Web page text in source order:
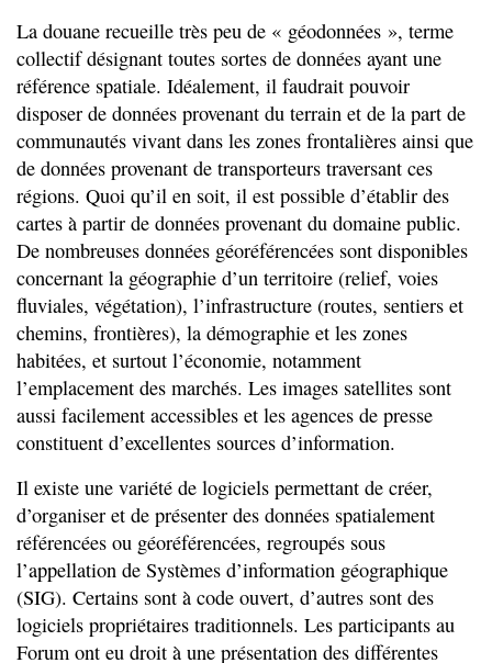
La douane recueille très peu de « géodonnées », terme
collectif désignant toutes sortes de données ayant une
référence spatiale. Idéalement, il faudrait pouvoir
disposer de données provenant du terrain et de la part de
communautés vivant dans les zones frontalières ainsi que
de données provenant de transporteurs traversant ces
régions. Quoi qu’il en soit, il est possible d’établir des
cartes à partir de données provenant du domaine public.
De nombreuses données géoréférencées sont disponibles
concernant la géographie d’un territoire (relief, voies
fluviales, végétation), l’infrastructure (routes, sentiers et
chemins, frontières), la démographie et les zones
habitées, et surtout l’économie, notamment
l’emplacement des marchés. Les images satellites sont
aussi facilement accessibles et les agences de presse
constituent d’excellentes sources d’information.
Il existe une variété de logiciels permettant de créer,
d’organiser et de présenter des données spatialement
référencées ou géoréférencées, regroupés sous
l’appellation de Systèmes d’information géographique
(SIG). Certains sont à code ouvert, d’autres sont des
logiciels propriétaires traditionnels. Les participants au
Forum ont eu droit à une présentation des différentes